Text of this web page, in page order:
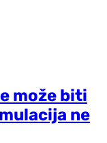
može biti
ne